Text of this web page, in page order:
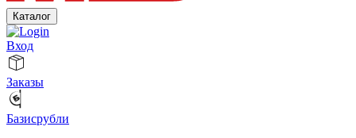
Каталог
Вход
Заказы
Базисрубли